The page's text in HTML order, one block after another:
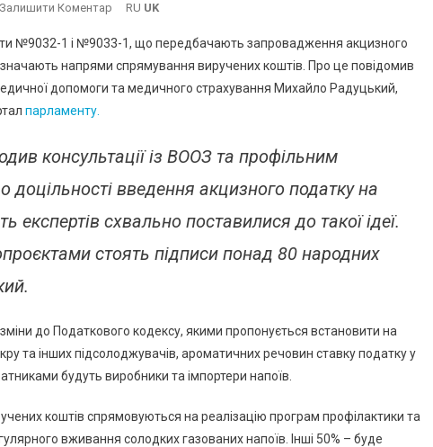
Залишити Коментар
Раді
Зареєстрували
Проєкти
Акцизного
На
Напої
RU UK
№9032-1 і №9033-1, що передбачають запровадження акцизного
напрями спрямування виручених коштів. Про це повідомив
допомоги та медичного страхування Михайло Радуцький,
парламенту.
консультації із ВООЗ та профільним
доцільності введення акцизного податку на
експертів схвально поставилися до такої ідеї.
стоять підписи понад 80 народних
до Податкового кодексу, якими пропонується встановити на
та інших підсолоджувачів, ароматичних речовин ставку податку у
будуть виробники та імпортери напоїв.
коштів спрямовуються на реалізацію програм профілактики та
вживання солодких газованих напоїв. Інші 50% – буде